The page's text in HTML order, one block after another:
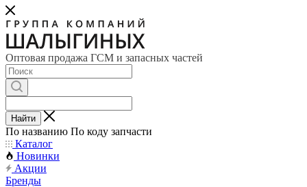
Оптовая продажа ГСМ и запасных частей
Найти
По названию По коду запчасти
Каталог
Новинки
Акции
Бренды